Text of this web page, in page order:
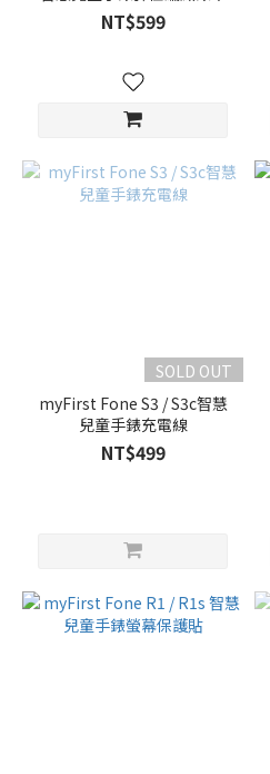
NT$599
SOLD OUT
myFirst Fone S3 / S3c智慧
兒童手錶充電線
NT$499